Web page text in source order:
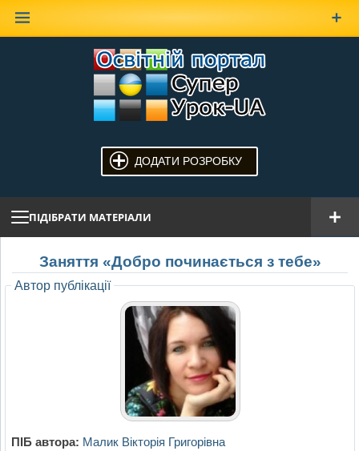
ДОДАТИ РОЗРОБКУ
ПІДІБРАТИ МАТЕРІАЛИ
Заняття «Добро починається з тебе»
Автор публікації
ПІБ автора: Малик Вікторія Григорівна